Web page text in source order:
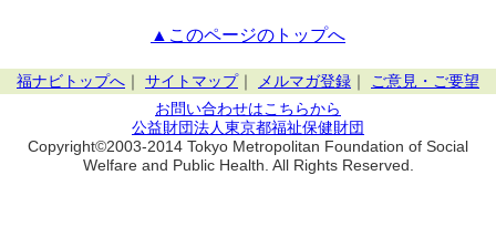
▲このページのトップへ
福ナビトップへ サイトマップ｜ メルマガ登録
ご意見・ご要望
お問い合わせはこちらから
公益財団法人東京都福祉保健財団
Copyright©2003-2014 Tokyo Metropolitan Foundation of Social
Welfare and Public Health. All Rights Reserved.